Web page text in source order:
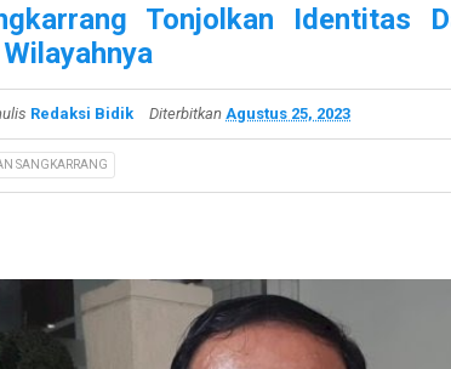
Tonjolkan Identitas
Redaksi Bidik Diterbitkan Agustus 25, 2023
SANGKARRANG